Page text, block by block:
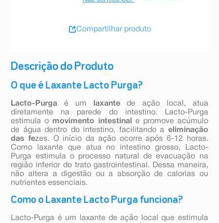
Descrição do Produto
O que é Laxante Lacto Purga?
Lacto-Purga é um laxantede ação local, atua
diretamente na parede do intestino. Lacto-Purga
estimula o movimento intestinal
e promove acúmulo
de água dentro do intestino, facilitando a eliminação
das fezes. O início da ação ocorre após 6-12 horas.
Como laxante que atua no intestino grosso, Lacto-
Purga estimula o processo natural de evacuação na
região inferior do trato gastrointestinal. Dessa maneira,
não altera a digestão ou a absorção de calorias ou
nutrientes essenciais.
Como o Laxante Lacto Purga funciona?
Lacto-Purga é um laxante de ação local que estimula
Compartilhar produto